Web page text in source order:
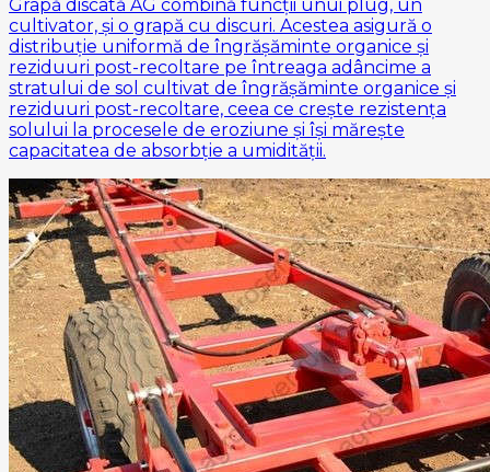
Grapă discată AG combină funcții unui plug, un
cultivator, și o grapă cu discuri. Acestea asigură o
distribuție uniformă de îngrășăminte organice și
reziduuri post-recoltare pe întreaga adâncime a
stratului de sol cultivat de îngrășăminte organice și
reziduuri post-recoltare, ceea ce crește rezistența
solului la procesele de eroziune și își mărește
capacitatea de absorbție a umidității.